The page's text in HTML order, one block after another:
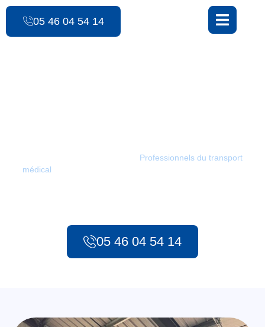
principal
05 46 04 54 14
Professionnels du transport
médical
05 46 04 54 14